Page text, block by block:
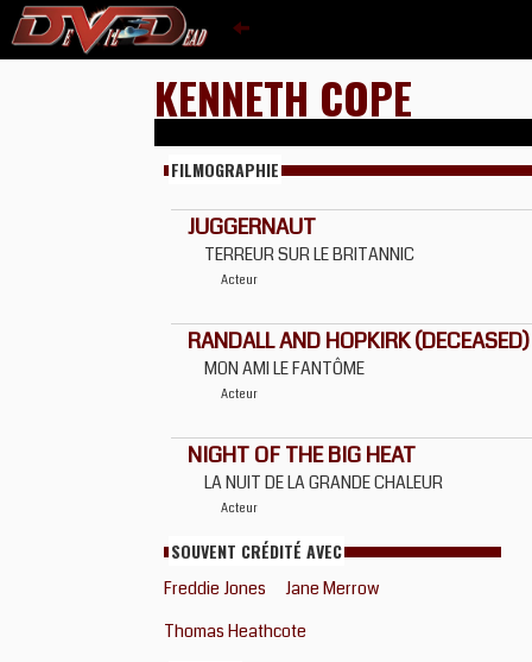
KENNETH COPE
FILMOGRAPHIE
JUGGERNAUT
TERREUR SUR LE BRITANNIC
Acteur
RANDALL AND HOPKIRK
MON AMI LE FANTÔME
Acteur
NIGHT OF THE BIG HEAT
LA NUIT DE LA GRANDE CHALEUR
Acteur
SOUVENT CRÉDITÉ AVEC
Freddie Jones
Jane Merrow
Thomas Heathcote